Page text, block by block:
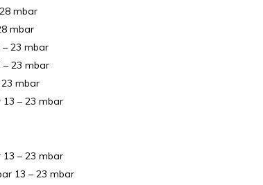
mbar
mbar
– 23 mbar
– 23 mbar
23 mbar
13 – 23 mbar
13 – 23 mbar
13 – 23 mbar